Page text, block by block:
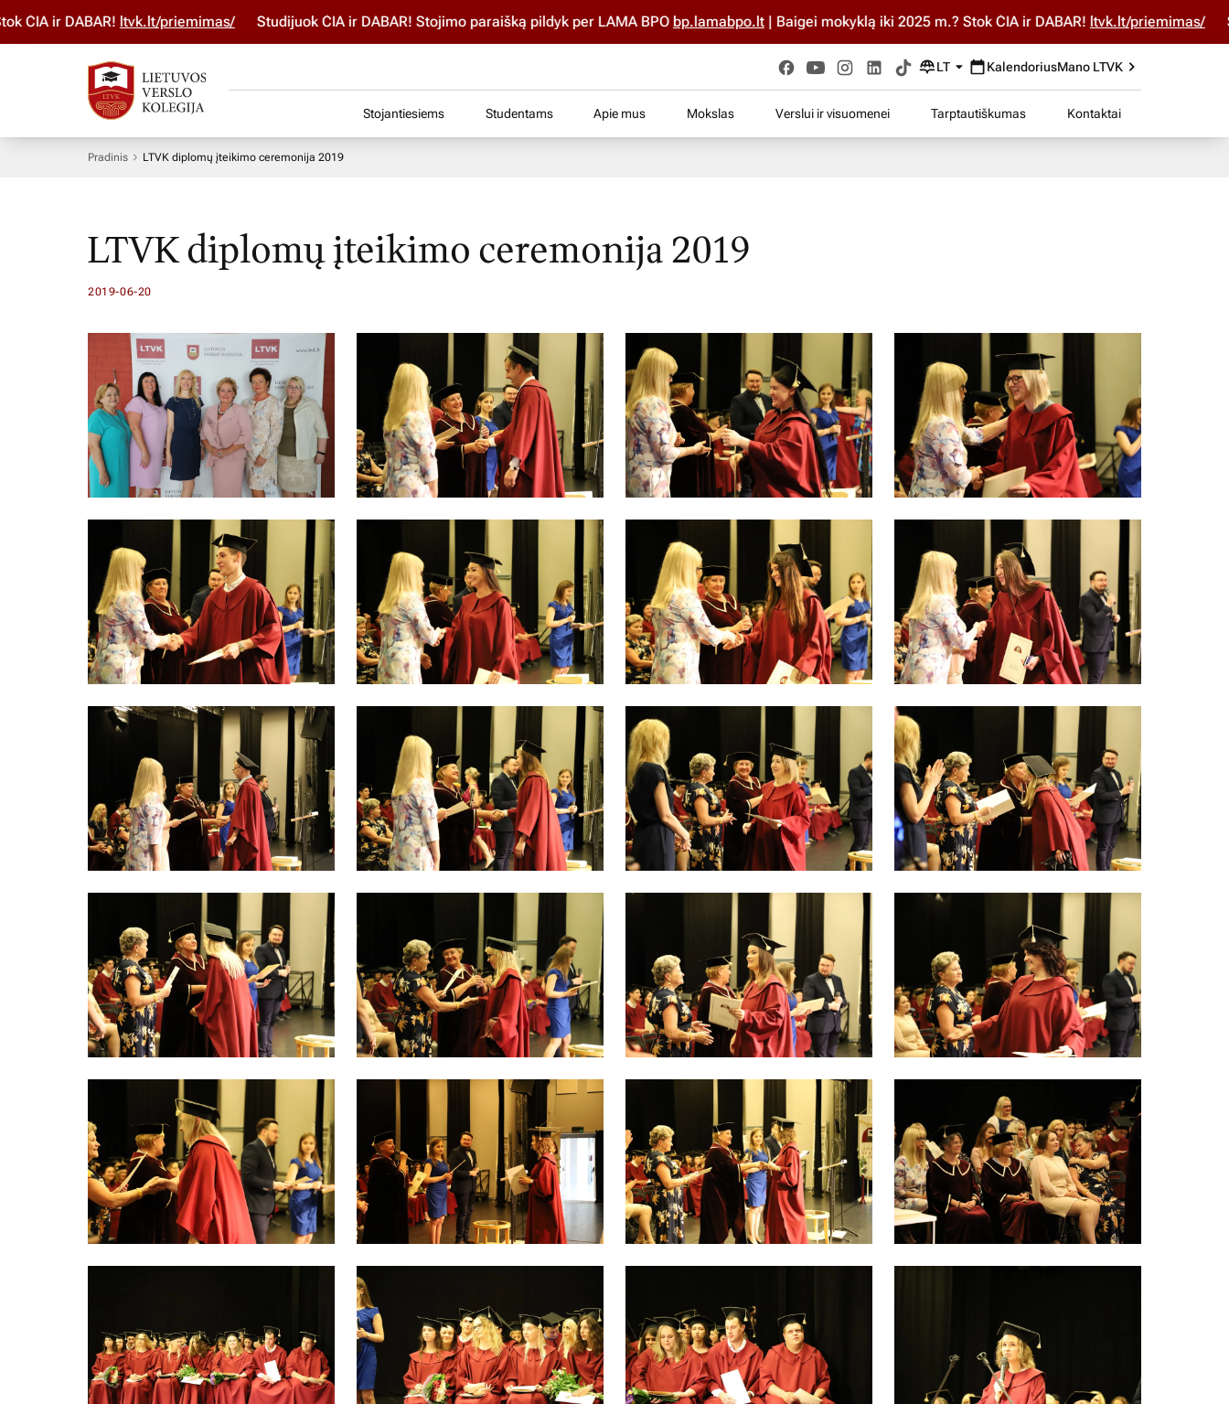
priemimas/ Studijuok ČIA ir DABAR! Stojimo paraišką pildyk per LAMA BPObp.lamabpo.lt| Baigei mokyklą iki 2025 m.? Stok ČIA ir DABAR!ltvk.lt/priemimas/ Studijuok ČIA ir
LT KalendoriusMano LTVK
Stojantiesiems Studentams Apie mus Mokslas Verslui ir visuomenei Tarptautiškumas Kontaktai
Pradinis LTVK diplomų įteikimo ceremonija 2019
LTVK diplomų įteikimo ceremonija 2019
2019-06-20